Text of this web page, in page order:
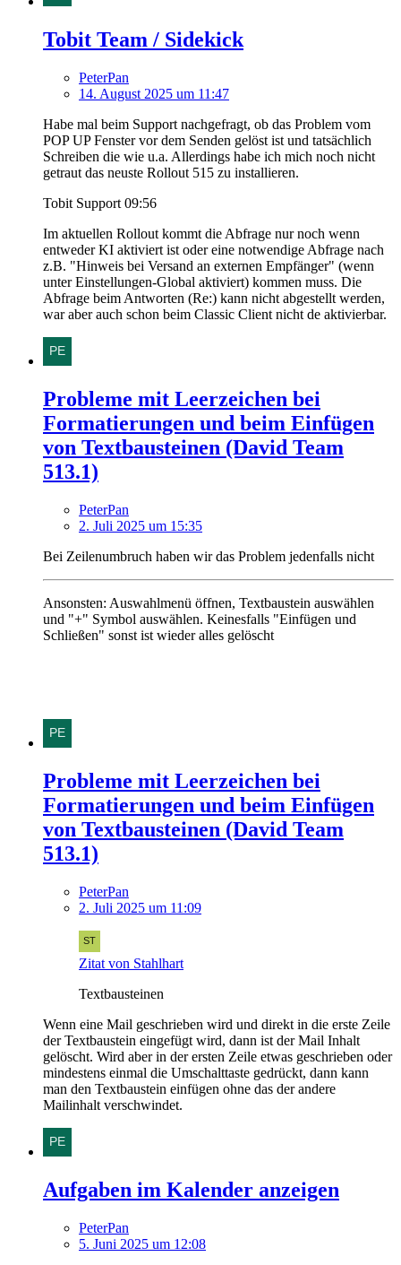
Tobit Team / Sidekick
PeterPan
14. August 2025 um 11:47
Habe mal beim Support nachgefragt, ob das Problem vom
POP UP Fenster vor dem Senden gelöst ist und tatsächlich
Schreiben die wie u.a. Allerdings habe ich mich noch nicht
getraut das neuste Rollout 515 zu installieren.
Tobit Support 09:56
Im aktuellen Rollout kommt die Abfrage nur noch wenn
entweder KI aktiviert ist oder eine notwendige Abfrage nach
z.B. "Hinweis bei Versand an externen Empfänger" (wenn
unter Einstellungen-Global aktiviert) kommen muss. Die
Abfrage beim Antworten (Re:) kann nicht abgestellt werden,
war aber auch schon beim Classic Client nicht de aktivierbar.
Probleme mit Leerzeichen bei
Formatierungen und beim Einfügen
von Textbausteinen (David Team
513.1)
PeterPan
2. Juli 2025 um 15:35
Bei Zeilenumbruch haben wir das Problem jedenfalls nicht
Ansonsten: Auswahlmenü öffnen, Textbaustein auswählen
und "+" Symbol auswählen. Keinesfalls "Einfügen und
Schließen" sonst ist wieder alles gelöscht
Probleme mit Leerzeichen bei
Formatierungen und beim Einfügen
von Textbausteinen (David Team
513.1)
PeterPan
2. Juli 2025 um 11:09
Zitat von Stahlhart
Textbausteinen
Wenn eine Mail geschrieben wird und direkt in die erste Zeile
der Textbaustein eingefügt wird, dann ist der Mail Inhalt
gelöscht. Wird aber in der ersten Zeile etwas geschrieben oder
mindestens einmal die Umschalttaste gedrückt, dann kann
man den Textbaustein einfügen ohne das der andere
Mailinhalt verschwindet.
Aufgaben im Kalender anzeigen
PeterPan
5. Juni 2025 um 12:08